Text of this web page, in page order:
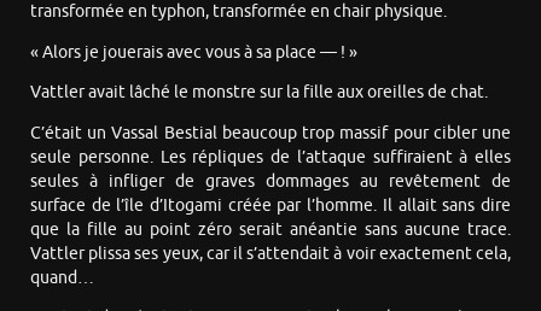
transformée en typhon, transformée en chair physique.
« Alors je jouerais avec vous à sa place — ! »
Vattler avait lâché le monstre sur la fille aux oreilles de chat.
C’était un Vassal Bestial beaucoup trop massif pour cibler une
seule personne. Les répliques de l’attaque suffiraient à elles
seules à infliger de graves dommages au revêtement de
surface de l’île d’Itogami créée par l’homme. Il allait sans dire
que la fille au point zéro serait anéantie sans aucune trace.
Vattler plissa ses yeux, car il s’attendait à voir exactement cela,
quand…